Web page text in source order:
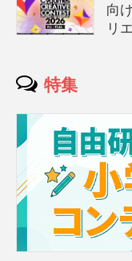
向
リ
特集